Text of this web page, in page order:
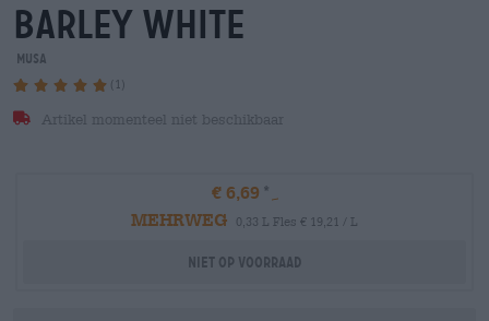
barley white
MUSA
(1)
Artikel momenteel niet beschikbaar
€ 6,69
MEHRWEG
0,33 L Fles € 19,21 / L
Niet op voorraad